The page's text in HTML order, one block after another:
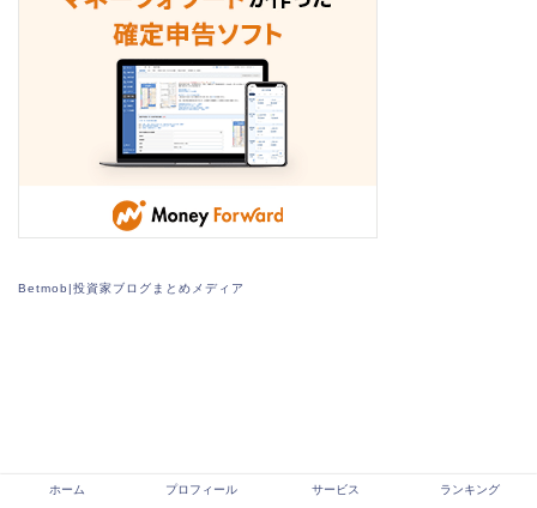
Betmob|投資家ブログまとめメディア
ホーム プロフィール サービス ランキング